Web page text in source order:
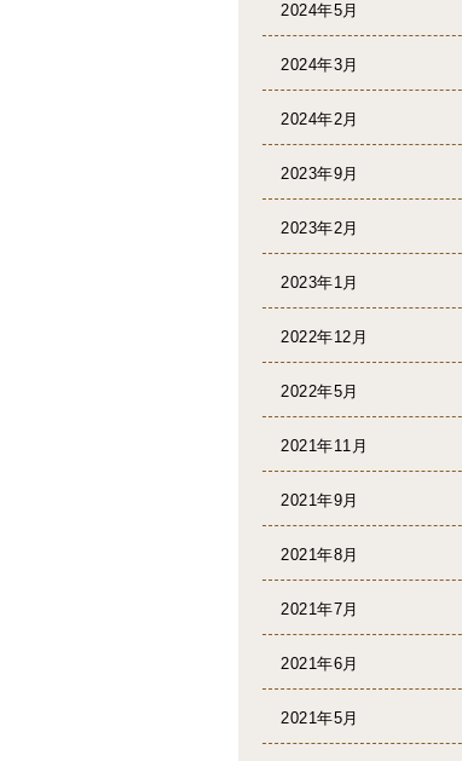
2024年5月
2024年3月
2024年2月
2023年9月
2023年2月
2023年1月
2022年12月
2022年5月
2021年11月
2021年9月
2021年8月
2021年7月
2021年6月
2021年5月